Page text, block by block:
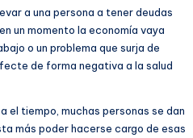
a una persona a tener deudas
un momento la economía vaya
o un problema que surja de
de forma negativa a la salud
el tiempo, muchas personas se dan
más poder hacerse cargo de esas